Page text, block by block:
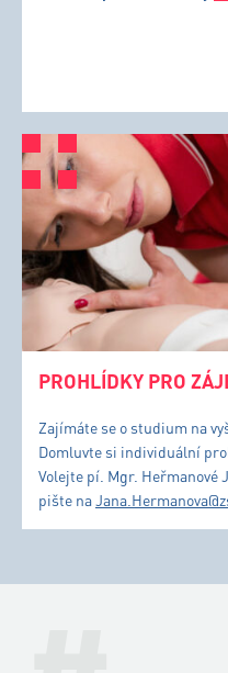
PROHLÍDKY PRO
Zajímáte se o studium na
Domluvte si individuální
Volejte pí. Mgr. Heřmanové
pište na